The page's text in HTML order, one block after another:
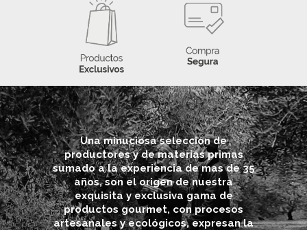
Una minuciosa selección de
productores y de materias primas
sumado a la experiencia de mas de 35
años, son el origen de nuestra
exquisita y exclusiva gama de
productos gourmet, con procesos
artesanales y ecológicos, expresan la